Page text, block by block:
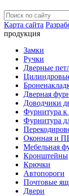
Карта сайта
продукция
Замки
Ручки
Дверные
Дверная
Доводчики
Фурнитура
Фурнитура
Оконная и
Мебельная
Кронштейны
Крючки
Автопороги
Почтовые
Двери